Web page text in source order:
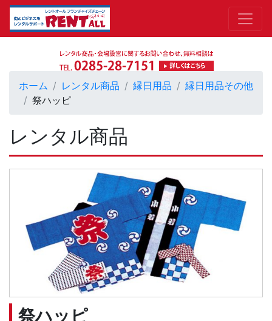
ホーム レンタル商品 縁日用品
縁日用品その他
祭ハッピ
レンタル商品
祭ハッピ